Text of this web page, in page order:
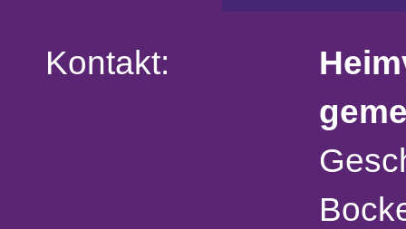
Kontakt: